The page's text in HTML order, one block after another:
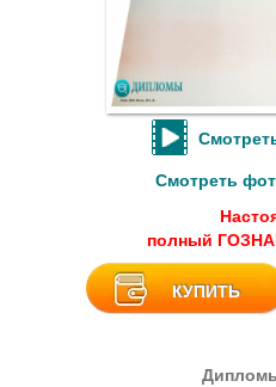
Смотреть
полный
КУПИТЬ